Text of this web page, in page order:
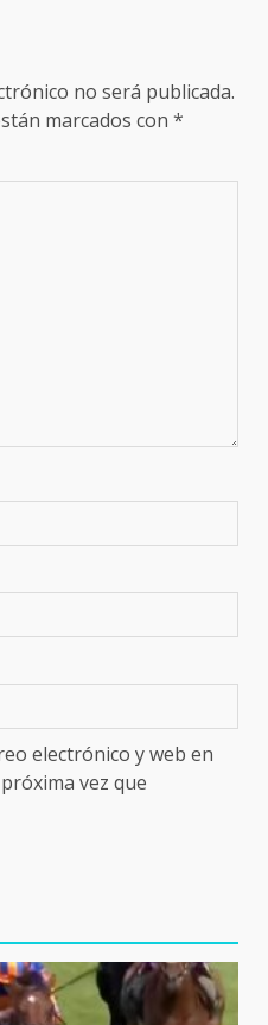
no será publicada.
marcados con *
electrónico y web en
vez que